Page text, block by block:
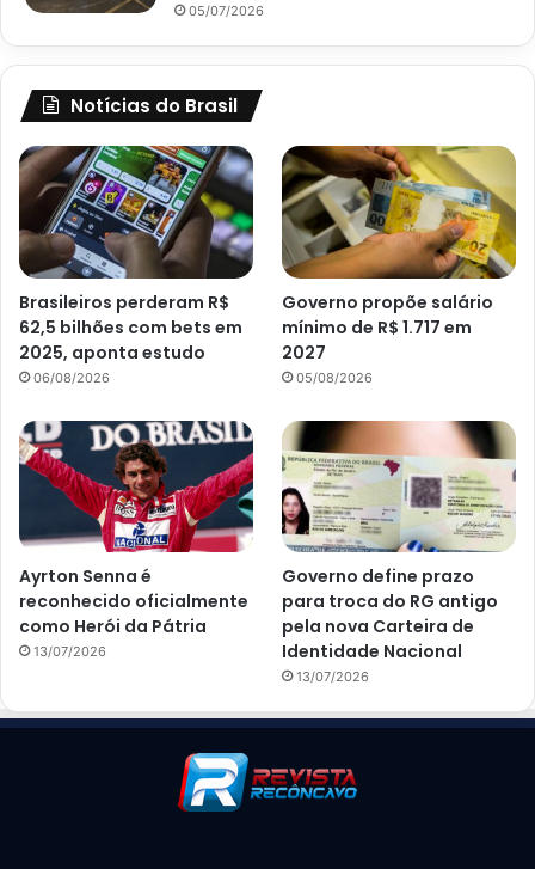
05/07/2026
Notícias do Brasil
Brasileiros perderam R$
62,5 bilhões com bets em
2025, aponta estudo
06/08/2026
Governo propõe salário
mínimo de R$ 1.717 em
2027
05/08/2026
Ayrton Senna é
reconhecido oficialmente
como Herói da Pátria
13/07/2026
Governo define prazo
para troca do RG antigo
pela nova Carteira de
Identidade Nacional
13/07/2026